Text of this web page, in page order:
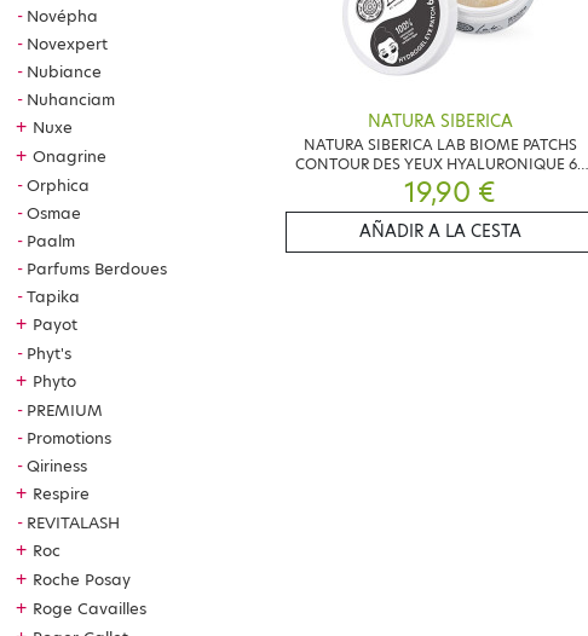
Novépha
Novexpert
Nubiance
Nuhanciam
+ Nuxe
+ Onagrine
Orphica
Osmae
Paalm
Parfums Berdoues
Tapika
+ Payot
Phyt's
+ Phyto
PREMIUM
Promotions
Qiriness
+ Respire
REVITALASH
+ Roc
+ Roche Posay
+ Roge Cavailles
NATURA SIBERICA
NATURA SIBERICA LAB BIOME PATCHS
CONTOUR DES YEUX HYALURONIQUE 60
PATCHS
19,90 €
AÑADIR A LA CESTA